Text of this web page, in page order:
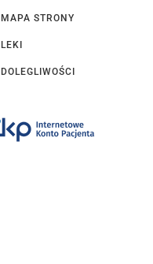
MAPA STRONY
LEKI
DOLEGLIWOŚCI